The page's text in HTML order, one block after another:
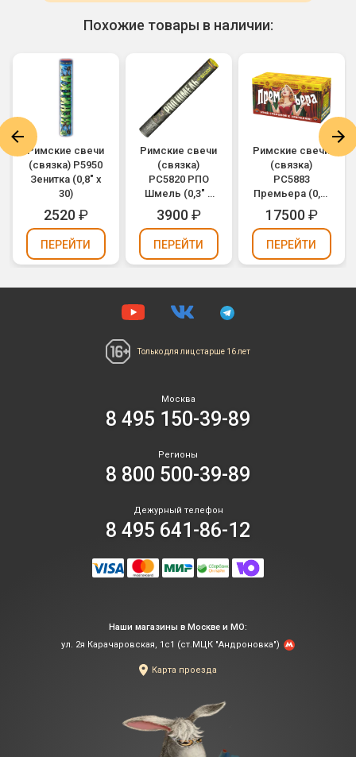
Похожие товары в наличии:
Римские свечи
(связка) Р5950
Зенитка (0,8" х
30)
2520₽
ПЕРЕЙТИ
Римские свечи
(связка)
РС5820 РПО
Шмель (0,3" х
320) (можно
держать в
руках)
3900₽
ПЕРЕЙТИ
Римские свечи
(связка)
РС5883
Премьера (0,5"
х 800)
17500₽
ПЕРЕЙТИ
Только для лиц старше 16 лет
Москва
8 495 150-39-89
Регионы
8 800 500-39-89
Дежурный телефон
8 495 641-86-12
Наши магазины в Москве и МО:
ул. 2я Карачаровская, 1с1 (ст.МЦК "Андроновка")
Карта проезда